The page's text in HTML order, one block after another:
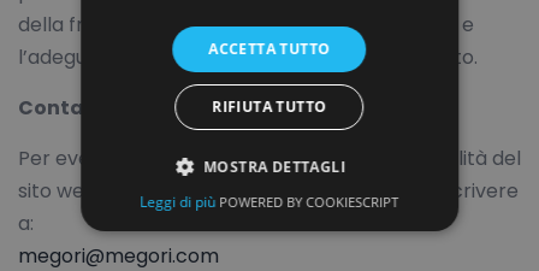
della fruibilità generale del sito. Il monitoraggio e
l’adeguamento sono in continuo aggiornamento.
Contatti per segnalazioni o assistenza:
Per eventuali segnalazioni relative all’accessibilità del
sito web o per ricevere supporto, è possibile scrivere
a:
megori@megori.com
ACCETTA TUTTO
RIFIUTA TUTTO
MOSTRA DETTAGLI
Leggi di più POWERED BY COOKIESCRIPT